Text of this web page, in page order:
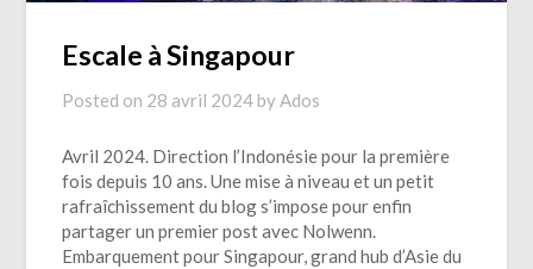
Escale à Singapour
Posted on 28 avril 2024 byAdos
Avril 2024. Direction l’Indonésie pour la première
fois depuis 10 ans. Une mise à niveau et un petit
rafraîchissement du blog s’impose pour enfin
partager un premier post avec Nolwenn.
Embarquement pour Singapour, grand hub d’Asie du